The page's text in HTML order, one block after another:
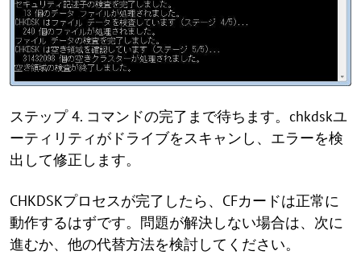
ステップ 4. コマンドの完了まで待ちます。chkdskユ
ーティリティがドライブをスキャンし、エラーを検
出して修正します。
CHKDSKプロセスが完了したら、CFカードは正常に
動作するはずです。問題が解決しない場合は、次に
進むか、他の代替方法を検討してください。